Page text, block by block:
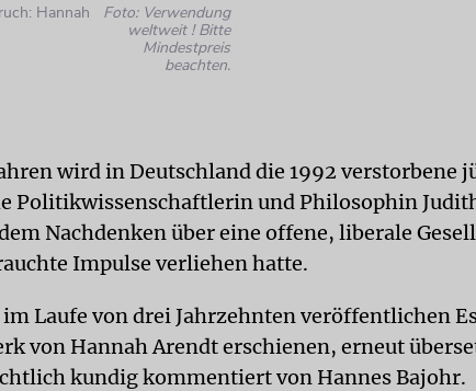
Hannah
Foto: Verwendung
weltweit ! Bitte
Mindestpreis
beachten.
wird in Deutschland die 1992 verstorbene
Politikwissenschaftlerin und Philosophin
Nachdenken über eine offene, liberale
Impulse verliehen hatte.
Laufe von drei Jahrzehnten veröffentlichen
von Hannah Arendt erschienen, erneut
kundig kommentiert von Hannes Bajohr.